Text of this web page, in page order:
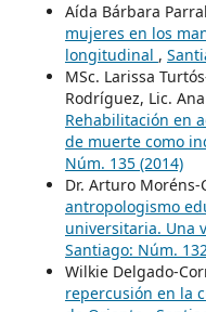
Aída Bárbara
mujeres en los
longitudinal ,
MSc. Larissa
Rodríguez, Lic.
Rehabilitación en
de muerte como
Núm. 135 (2014)
Dr. Arturo Moréns-
antropologismo
universitaria. Una
Santiago: Núm.
Wilkie Delgado-
repercusión en la